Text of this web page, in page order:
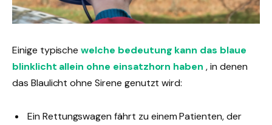
Einige typischewelche bedeutung kann das blaue
blinklicht allein ohne einsatzhorn haben , in denen
das Blaulicht ohne Sirene genutzt wird:
Ein Rettungswagen fährt zu einem Patienten, der